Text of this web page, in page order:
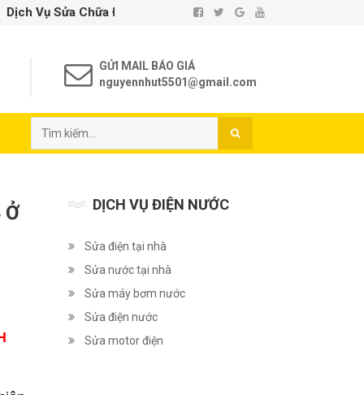
Chữa Điện Nước Tại Nhà TP. Hồ Chí Minh - Uy Tín - Chất
GỬI MAIL BÁO GIÁ
nguyennhut5501@gmail.com
Ở
DỊCH VỤ ĐIỆN NƯỚC
Sửa điện tại nhà
Sửa nước tại nhà
Sửa máy bơm nước
Sửa điện nước
Sửa motor điện